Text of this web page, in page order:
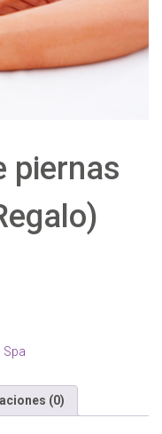
piernas
Spa
(0)